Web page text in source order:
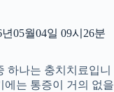
05월04일 09시26분
하나는 충치치료입니
에는 통증이 거의 없을